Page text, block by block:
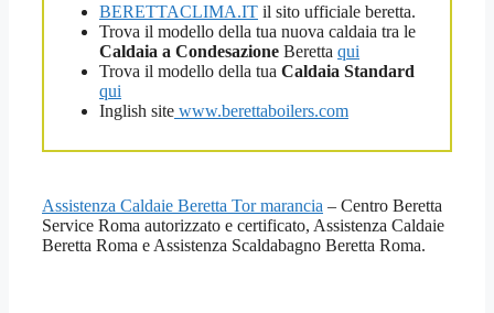
BERETTACLIMA.IT il sito ufficiale beretta.
Trova il modello della tua nuova caldaia tra le
Caldaia a Condesazione Beretta qui
Trova il modello della tua Caldaia Standard
qui
Inglish site www.berettaboilers.com
Assistenza Caldaie Beretta Tor marancia – Centro Beretta
Service Roma autorizzato e certificato, Assistenza Caldaie
Beretta Roma e Assistenza Scaldabagno Beretta Roma.